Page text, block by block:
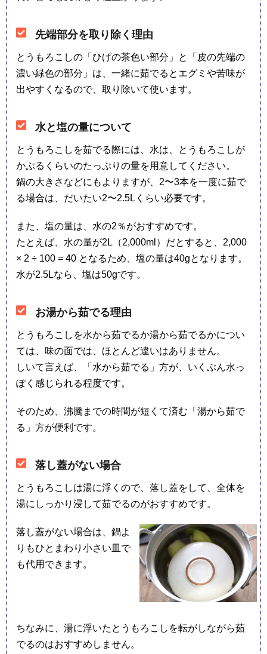
先端部分を取り除く理由
とうもろこしの「ひげの茶色い部分」と「皮の先端の
濃い緑色の部分」は、一緒に茹でるとエグミや苦味が
出やすくなるので、取り除いて使います。
水と塩の量について
とうもろこしを茹でる際には、水は、とうもろこしが
かぶるくらいのたっぷりの量を用意してください。
鍋の大きさなどにもよりますが、2〜3本を一度に茹で
る場合は、だいたい2〜2.5Lくらい必要です。
また、塩の量は、水の2％がおすすめです。
たとえば、水の量が2L（2,000ml）だとすると、2,000
× 2 ÷ 100 = 40 となるため、塩の量は40gとなります。
水が2.5Lなら、塩は50gです。
お湯から茹でる理由
とうもろこしを水から茹でるか湯から茹でるかについ
ては、味の面では、ほとんど違いはありません。
しいて言えば、「水から茹でる」方が、いくぶん水っ
ぽく感じられる程度です。
そのため、沸騰までの時間が短くて済む「湯から茹で
る」方が便利です。
落し蓋がない場合
とうもろこしは湯に浮くので、落し蓋をして、全体を
湯にしっかり浸して茹でるのがおすすめです。
落し蓋がない場合は、鍋よ
りもひとまわり小さい皿で
も代用できます。
ちなみに、湯に浮いたとうもろこしを転がしながら茹
でるのはおすすめしません。